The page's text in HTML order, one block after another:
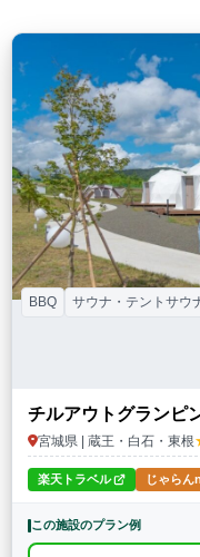
ドームテント コットンテン
バンガロー・キャビン 1
特徴・アクティビティ
BBQ サウナ・テントサウ
温泉 プール 海水浴
駅から送迎あり
条件をクリア
チルアウトグランピ
宮城県 | 蔵王・白石・東根
BBQ サウナ・テントサウ
楽天トラベル じゃらん
この施設のプラン例